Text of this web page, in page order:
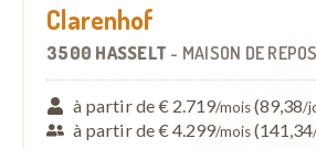
Clarenhof
3500 HASSELT - MAISON DE REPOS
à partir de € 2.719/mois(89,38/
à partir de € 4.299/mois(141,34